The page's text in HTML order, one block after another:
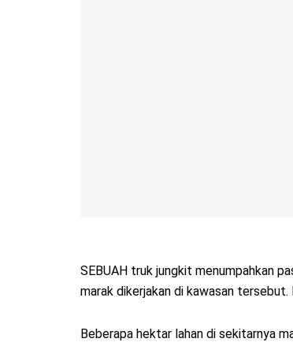
SEBUAH truk jungkit menumpahkan
marak dikerjakan di kawasan
Beberapa hektar lahan di sekitarnya